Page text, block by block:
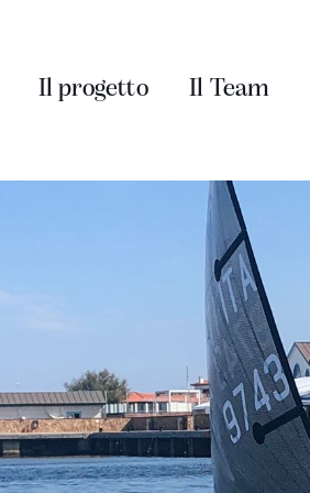
Il progetto Il Team